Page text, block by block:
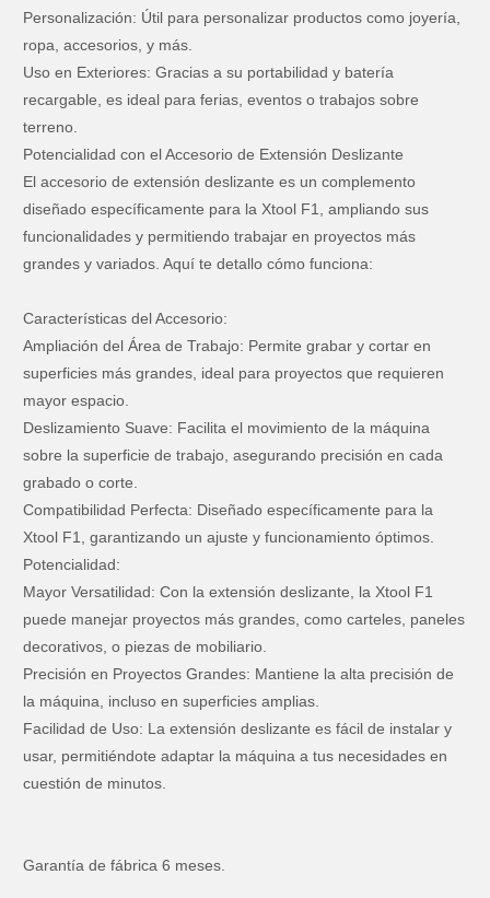
Personalización: Útil para personalizar productos como joyería,
ropa, accesorios, y más.
Uso en Exteriores: Gracias a su portabilidad y batería
recargable, es ideal para ferias, eventos o trabajos sobre
terreno.
Potencialidad con el Accesorio de Extensión Deslizante
El accesorio de extensión deslizante es un complemento
diseñado específicamente para la Xtool F1, ampliando sus
funcionalidades y permitiendo trabajar en proyectos más
grandes y variados. Aquí te detallo cómo funciona:
Características del Accesorio:
Ampliación del Área de Trabajo: Permite grabar y cortar en
superficies más grandes, ideal para proyectos que requieren
mayor espacio.
Deslizamiento Suave: Facilita el movimiento de la máquina
sobre la superficie de trabajo, asegurando precisión en cada
grabado o corte.
Compatibilidad Perfecta: Diseñado específicamente para la
Xtool F1, garantizando un ajuste y funcionamiento óptimos.
Potencialidad:
Mayor Versatilidad: Con la extensión deslizante, la Xtool F1
puede manejar proyectos más grandes, como carteles, paneles
decorativos, o piezas de mobiliario.
Precisión en Proyectos Grandes: Mantiene la alta precisión de
la máquina, incluso en superficies amplias.
Facilidad de Uso: La extensión deslizante es fácil de instalar y
usar, permitiéndote adaptar la máquina a tus necesidades en
cuestión de minutos.
Garantía de fábrica 6 meses.